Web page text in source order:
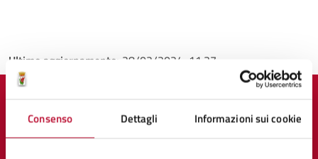
Consenso Dettagli Informazioni sui cookie
Ultimo aggiornamento: 28/02/2024, 11:37
Quanto sono chiare le informazioni su questa
pagina?